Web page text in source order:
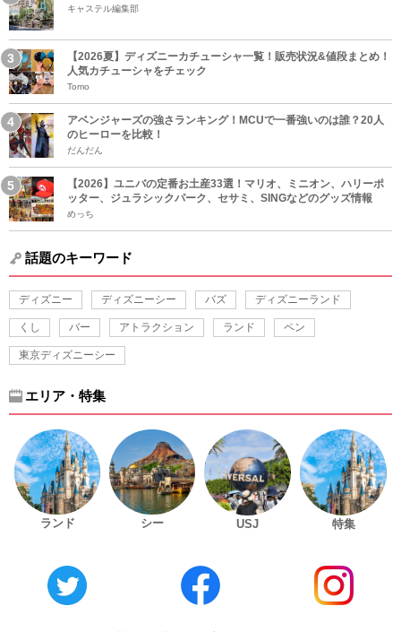
キャステル編集部
【2026夏】ディズニーカチューシャ一覧！販売状況&値段まとめ！
人気カチューシャをチェック
Tomo
アベンジャーズの強さランキング！MCUで一番強いのは誰？20人
のヒーローを比較！
だんだん
【2026】ユニバの定番お土産33選！マリオ、ミニオン、ハリーポ
ッター、ジュラシックパーク、セサミ、SINGなどのグッズ情報
めっち
話題のキーワード
ディズニー ディズニーシー バズ ディズニーランド
くし バー アトラクション ランド ペン
東京ディズニーシー
エリア・特集
ランド シー USJ 特集